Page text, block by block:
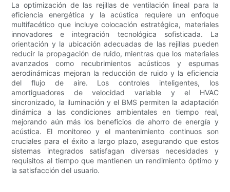
La optimización de las rejillas de ventilación lineal para la
eficiencia energética y la acústica requiere un enfoque
multifacético que incluye colocación estratégica, materiales
innovadores e integración tecnológica sofisticada. La
orientación y la ubicación adecuadas de las rejillas pueden
reducir la propagación de ruido, mientras que los materiales
avanzados como recubrimientos acústicos y espumas
aerodinámicas mejoran la reducción de ruido y la eficiencia
del flujo de aire. Los controles inteligentes, los
amortiguadores de velocidad variable y el HVAC
sincronizado, la iluminación y el BMS permiten la adaptación
dinámica a las condiciones ambientales en tiempo real,
mejorando aún más los beneficios de ahorro de energía y
acústica. El monitoreo y el mantenimiento continuos son
cruciales para el éxito a largo plazo, asegurando que estos
sistemas integrados satisfagan diversas necesidades y
requisitos al tiempo que mantienen un rendimiento óptimo y
la satisfacción del usuario.